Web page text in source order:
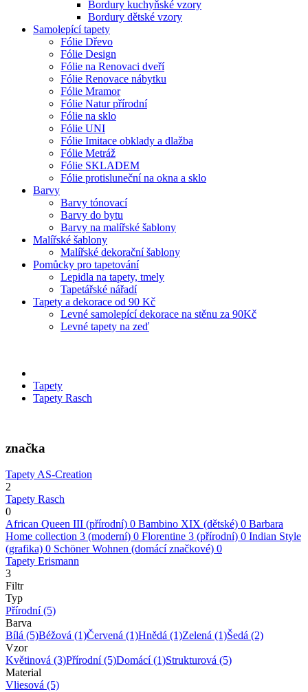
Bordury kuchyňské vzory
Bordury dětské vzory
Samolepící tapety
Fólie Dřevo
Fólie Design
Fólie na Renovaci dveří
Fólie Renovace nábytku
Fólie Mramor
Fólie Natur přírodní
Fólie na sklo
Fólie UNI
Fólie Imitace obklady a dlažba
Fólie Metráž
Fólie SKLADEM
Fólie protisluneční na okna a sklo
Barvy
Barvy tónovací
Barvy do bytu
Barvy na malířské šablony
Malířské šablony
Malířské dekorační šablony
Pomůcky pro tapetování
Lepidla na tapety, tmely
Tapetářské nářadí
Tapety a dekorace od 90 Kč
Levné samolepící dekorace na stěnu za 90Kč
Levné tapety na zeď
Tapety
Tapety Rasch
značka
Tapety AS-Creation
2
Tapety Rasch
0
African Queen III (přírodní) 0 Bambino XIX (dětské) 0 Barbara
Home collection 3 (moderní) 0 Florentine 3 (přírodní) 0 Indian Style
(grafika) 0 Schöner Wohnen (domácí značkové) 0
Tapety Erismann
3
Filtr
Typ
Přírodní(5)
Barva
Bílá (5)Béžová (1)Červená (1)Hnědá (1)Zelená (1)Šedá (2)
Vzor
Květinová (3)Přírodní(5)Domácí(1)Strukturová (5)
Material
Vliesová (5)